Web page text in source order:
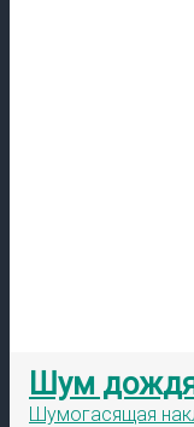
Шум
Шумогасящая